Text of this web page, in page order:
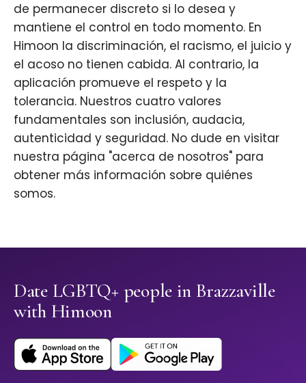
de permanecer discreto si lo desea y
mantiene el control en todo momento. En
Himoon la discriminación, el racismo, el juicio y
el acoso no tienen cabida. Al contrario, la
aplicación promueve el respeto y la
tolerancia. Nuestros cuatro valores
fundamentales son inclusión, audacia,
autenticidad y seguridad. No dude en visitar
nuestra página "acerca de nosotros" para
obtener más información sobre quiénes
somos.
Date LGBTQ+ people in Brazzaville
with Himoon